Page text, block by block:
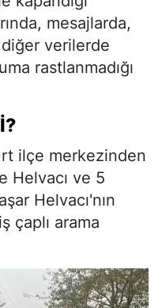
mesajlarda,
verilerde
rastlanmadığı
ilçe merkezinden
Helvacı ve 5
Helvacı'nın
çaplı arama